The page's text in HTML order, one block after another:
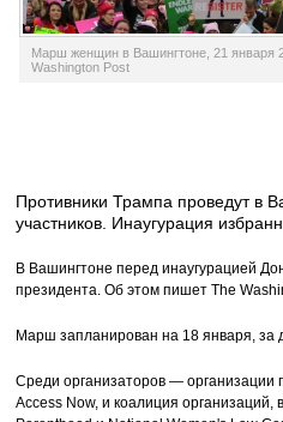
Марш женщин в Вашингтоне, 21 января
Washington Post
Противники Трампа проведут в
участников. Инаугурация
В Вашингтоне перед инаугурацией
президента. Об этом пишет The
Марш запланирован на 18 января, за
Среди организаторов — организации
Access Now, и коалиция